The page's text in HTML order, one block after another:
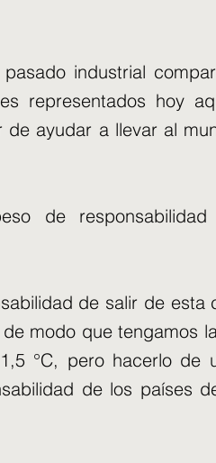
industrial
representados hoy
ayudar a llevar al
de
de salir de esta
modo que tengamos
°C, pero hacerlo de
de los países